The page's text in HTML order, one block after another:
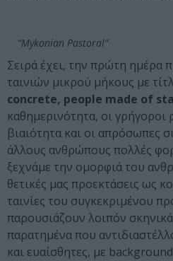
“Mykonian Pastoral”
Σειρά έχει, την πρώτη
ταινιών μικρού μήκους με
concrete, people made of
καθημερινότητα, οι γρήγοροι
βιαιότητα και οι απρόσωπες
άλλους ανθρώπους πολλές
ξεχνάμε την ομορφιά του
θετικές μας προεκτάσεις ως
ταινίες του συγκεκριμένου
παρουσιάζουν λοιπόν
παρατημένα που
και ευαίσθητες, με